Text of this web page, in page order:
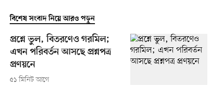
বিশেষ সংবাদ নিয়ে আরও পড়ুন
প্রশ্নে ভুল, বিতরণেও গরমিল;
এখন পরিবর্তন আসছে প্রশ্নপত্র
প্রণয়নে
৫১ মিনিট আগে